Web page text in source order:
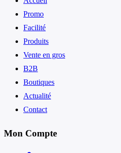
Promo
Facilité
Produits
Vente en gros
B2B
Boutiques
Actualité
Contact
Mon Compte